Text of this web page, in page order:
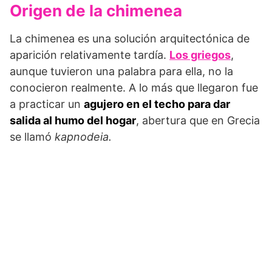
Origen de la chimenea
La chimenea es una solución arquitectónica de
aparición relativamente tardía. Los griegos,
aunque tuvieron una palabra para ella, no la
conocieron realmente. A lo más que llegaron fue
a practicar un agujero en el techo para dar
salida al humo del hogar, abertura que en Grecia
se llamó kapnodeia.